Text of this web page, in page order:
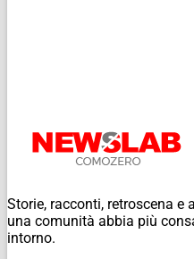
Storie, racconti, retroscena
una comunità abbia più
intorno.